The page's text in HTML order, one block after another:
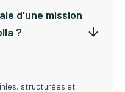
d'une mission
?
structurées et